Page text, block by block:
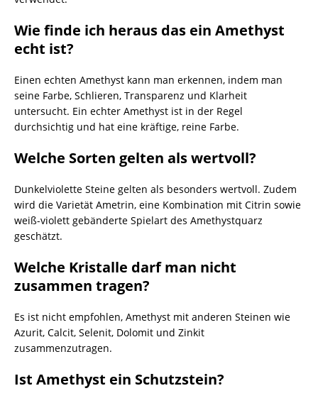
Wie finde ich heraus das ein Amethyst
echt ist?
Einen echten Amethyst kann man erkennen, indem man
seine Farbe, Schlieren, Transparenz und Klarheit
untersucht. Ein echter Amethyst ist in der Regel
durchsichtig und hat eine kräftige, reine Farbe.
Welche Sorten gelten als wertvoll?
Dunkelviolette Steine gelten als besonders wertvoll. Zudem
wird die Varietät Ametrin, eine Kombination mit Citrin sowie
weiß-violett gebänderte Spielart des Amethystquarz
geschätzt.
Welche Kristalle darf man nicht
zusammen tragen?
Es ist nicht empfohlen, Amethyst mit anderen Steinen wie
Azurit, Calcit, Selenit, Dolomit und Zinkit
zusammenzutragen.
Ist Amethyst ein Schutzstein?